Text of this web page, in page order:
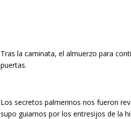
Tras la caminata, el almuerzo para
puertas.
Los secretos palmerinos nos fueron
supo guiarnos por los entresijos de la